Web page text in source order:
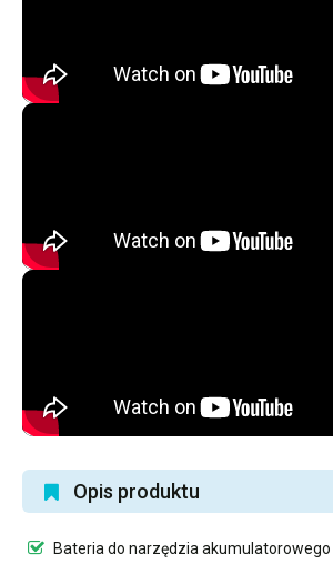
Opis produktu
Bateria do narzędzia